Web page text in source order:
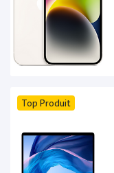
Top Produit